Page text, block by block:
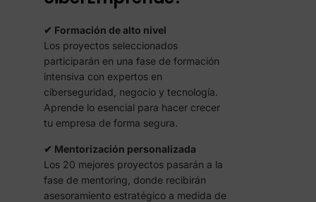
✔ Formación de alto nivel
Los proyectos seleccionados
participarán en una fase de formación
intensiva con expertos en
ciberseguridad, negocio y tecnología.
Aprende lo esencial para hacer crecer
tu empresa de forma segura.
✔ Mentorización personalizada
Los 20 mejores proyectos pasarán a la
fase de mentoring, donde recibirán
asesoramiento estratégico a medida de